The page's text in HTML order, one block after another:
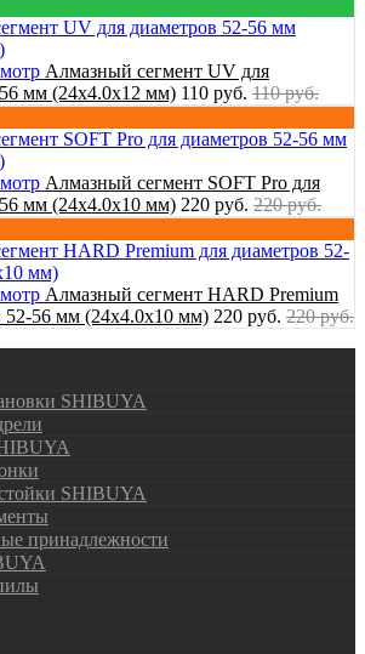
Алмазный сегмент UV для
мм (24х4.0х12 мм) 110 руб. 110 руб.
Алмазный сегмент SOFT Pro для
мм (24х4.0х10 мм) 220 руб. 220 руб.
Алмазный сегмент HARD Premium
52-56 мм (24х4.0х10 мм) 220 руб. 220 руб.
SHIBUYA
SHIBUYA
принадлежности